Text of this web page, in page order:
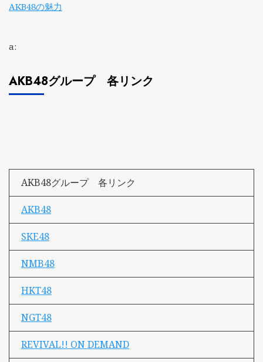
AKB48の魅力
a:
AKB48グループ 各リンク
AKB48グループ 各リンク
AKB48
SKE48
NMB48
HKT48
NGT48
REVIVAL!! ON DEMAND